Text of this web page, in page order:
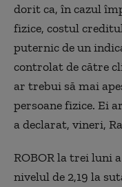
dorit ca, în cazul
fizice, costul
puternic de un
controlat de către
ar trebui să mai
persoane fizice. Ei
a declarat, vineri,
ROBOR la trei luni
nivelul de 2,19 la